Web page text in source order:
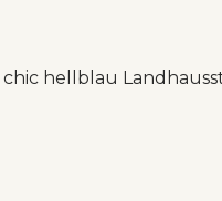
Landhausstil. Neu.